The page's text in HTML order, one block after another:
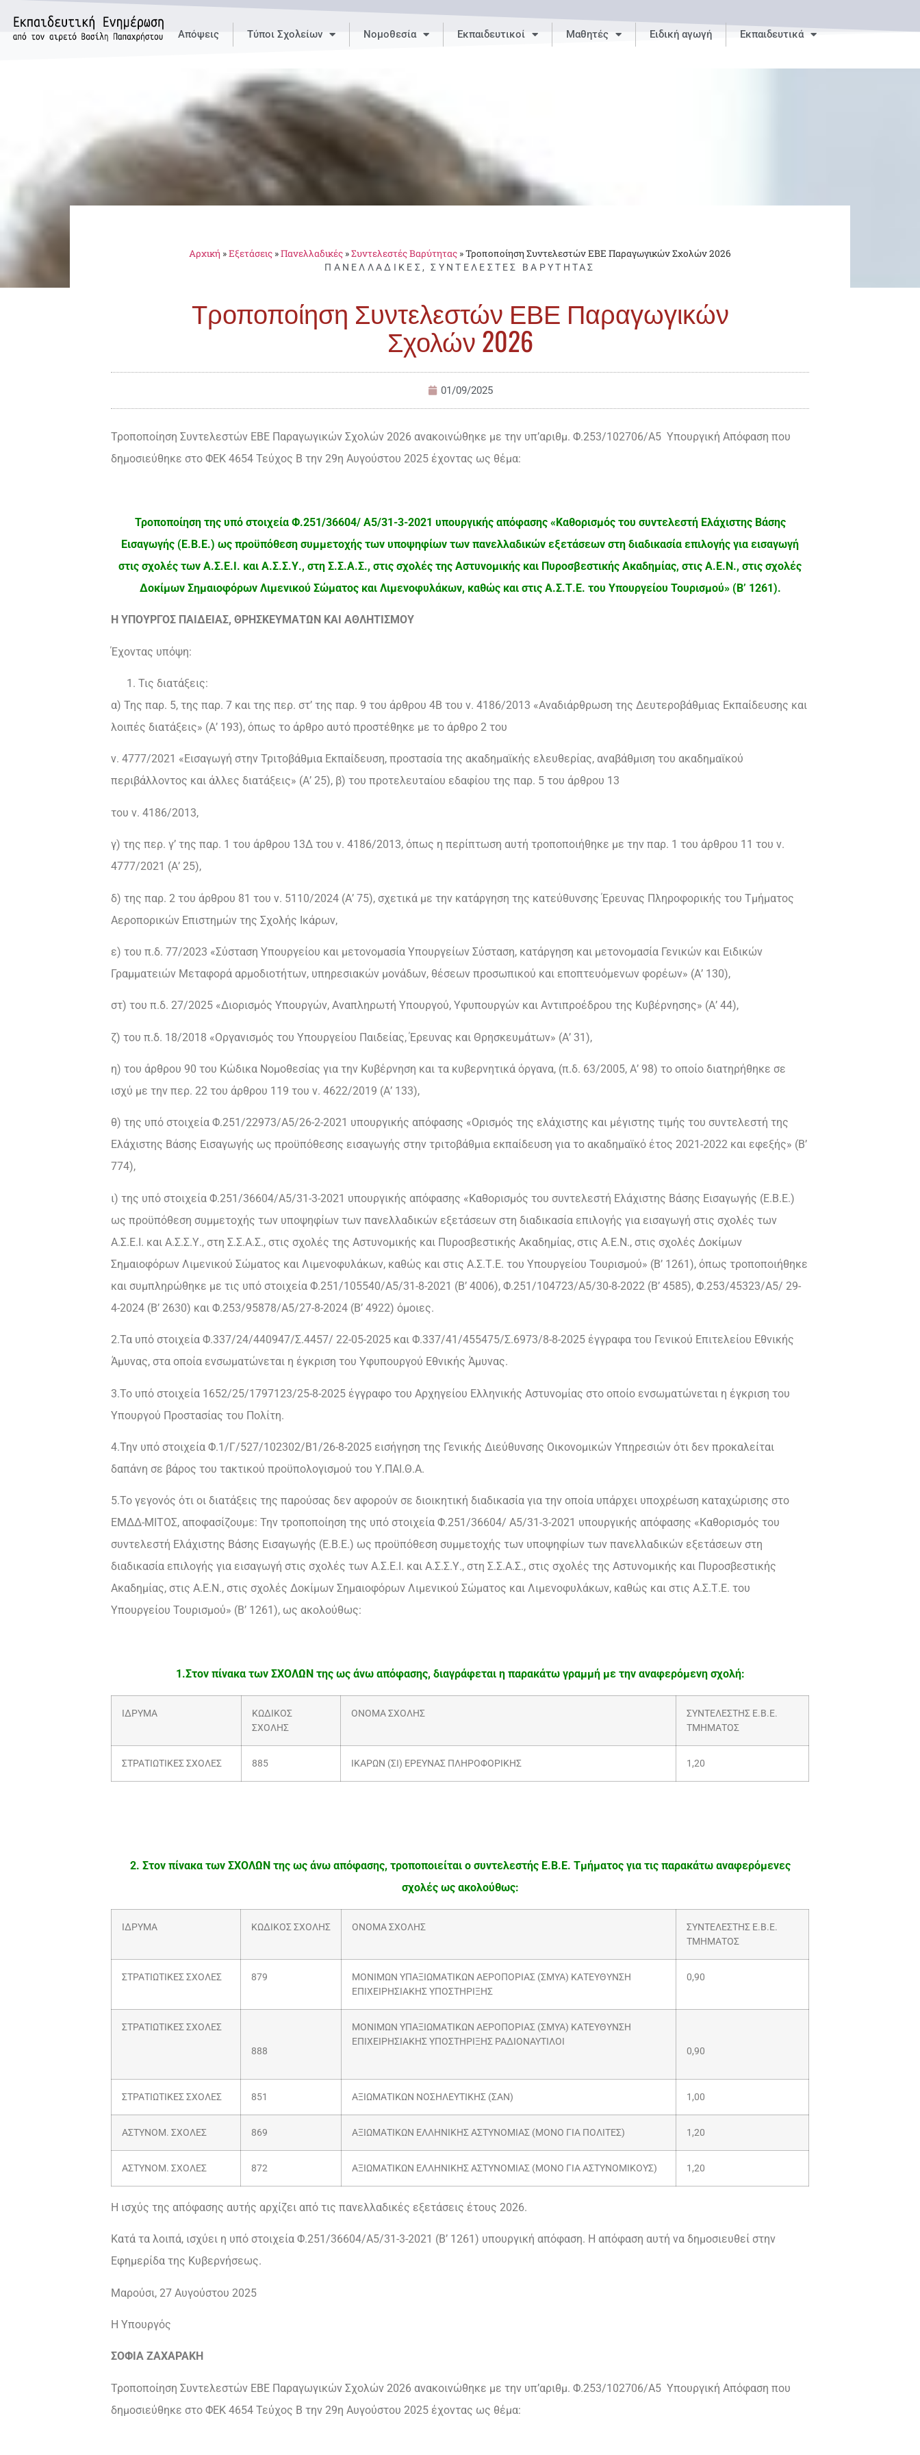
Απόψεις Τύποι Σχολείων Νομοθεσία Εκπαιδευτικοί Μαθητές Ειδική αγωγή Εκπαιδευτικά
Αρχική »Εξετάσεις »Πανελλαδικές »Συντελεστές Βαρύτητας »Τροποποίηση Συντελεστών ΕΒΕ Παραγωγικών Σχολών 2026
ΠΑΝΕΛΛΑΔΙΚΈΣ ,ΣΥΝΤΕΛΕΣΤΈΣ ΒΑΡΎΤΗΤΑΣ
Τροποποίηση Συντελεστών ΕΒΕ Παραγωγικών
Σχολών 2026
01/09/2025
Τροποποίηση Συντελεστών ΕΒΕ Παραγωγικών Σχολών 2026 ανακοινώθηκε με την υπ’αριθμ. Φ.253/102706/Α5 Υπουργική Απόφαση που
δημοσιεύθηκε στο ΦΕΚ 4654 Τεύχος Β την 29η Αυγούστου 2025 έχοντας ως θέμα:
Τροποποίηση της υπό στοιχεία Φ.251/36604/ Α5/31-3-2021 υπουργικής απόφασης «Καθορισμός του συντελεστή Ελάχιστης Βάσης
Εισαγωγής (Ε.Β.Ε.) ως προϋπόθεση συμμετοχής των υποψηφίων των πανελλαδικών εξετάσεων στη διαδικασία επιλογής για εισαγωγή
στις σχολές των Α.Σ.Ε.Ι. και Α.Σ.Σ.Υ., στη Σ.Σ.Α.Σ., στις σχολές της Αστυνομικής και Πυροσβεστικής Ακαδημίας, στις Α.Ε.Ν., στις σχολές
Δοκίμων Σημαιοφόρων Λιμενικού Σώματος και Λιμενοφυλάκων, καθώς και στις Α.Σ.Τ.Ε. του Υπουργείου Τουρισμού» (Β’ 1261).
Η ΥΠΟΥΡΓΟΣ ΠΑΙΔΕΙΑΣ, ΘΡΗΣΚΕΥΜΑΤΩΝ ΚΑΙ ΑΘΛΗΤΙΣΜΟΥ
Έχοντας υπόψη:
Τις διατάξεις:
α) Της παρ. 5, της παρ. 7 και της περ. στ’ της παρ. 9 του άρθρου 4Β του ν. 4186/2013 «Αναδιάρθρωση της Δευτεροβάθμιας Εκπαίδευσης και
λοιπές διατάξεις» (Α’ 193), όπως το άρθρο αυτό προστέθηκε με το άρθρο 2 του
ν. 4777/2021 «Εισαγωγή στην Τριτοβάθμια Εκπαίδευση, προστασία της ακαδημαϊκής ελευθερίας, αναβάθμιση του ακαδημαϊκού
περιβάλλοντος και άλλες διατάξεις» (Α’ 25), β) του προτελευταίου εδαφίου της παρ. 5 του άρθρου 13
του ν. 4186/2013,
γ) της περ. γ’ της παρ. 1 του άρθρου 13Δ του ν. 4186/2013, όπως η περίπτωση αυτή τροποποιήθηκε με την παρ. 1 του άρθρου 11 του ν.
4777/2021 (Α’ 25),
δ) της παρ. 2 του άρθρου 81 του ν. 5110/2024 (Α’ 75), σχετικά με την κατάργηση της κατεύθυνσης Έρευνας Πληροφορικής του Τμήματος
Αεροπορικών Επιστημών της Σχολής Ικάρων,
ε) του π.δ. 77/2023 «Σύσταση Υπουργείου και μετονομασία Υπουργείων Σύσταση, κατάργηση και μετονομασία Γενικών και Ειδικών
Γραμματειών Μεταφορά αρμοδιοτήτων, υπηρεσιακών μονάδων, θέσεων προσωπικού και εποπτευόμενων φορέων» (Α’ 130),
στ) του π.δ. 27/2025 «Διορισμός Υπουργών, Αναπληρωτή Υπουργού, Υφυπουργών και Αντιπροέδρου της Κυβέρνησης» (Α’ 44),
ζ) του π.δ. 18/2018 «Οργανισμός του Υπουργείου Παιδείας, Έρευνας και Θρησκευμάτων» (Α’ 31),
η) του άρθρου 90 του Κώδικα Νομοθεσίας για την Κυβέρνηση και τα κυβερνητικά όργανα, (π.δ. 63/2005, Α’ 98) το οποίο διατηρήθηκε σε
ισχύ με την περ. 22 του άρθρου 119 του ν. 4622/2019 (Α’ 133),
θ) της υπό στοιχεία Φ.251/22973/Α5/26-2-2021 υπουργικής απόφασης «Ορισμός της ελάχιστης και μέγιστης τιμής του συντελεστή της
Ελάχιστης Βάσης Εισαγωγής ως προϋπόθεσης εισαγωγής στην τριτοβάθμια εκπαίδευση για το ακαδημαϊκό έτος 2021-2022 και εφεξής» (Β’
774),
ι) της υπό στοιχεία Φ.251/36604/Α5/31-3-2021 υπουργικής απόφασης «Καθορισμός του συντελεστή Ελάχιστης Βάσης Εισαγωγής (Ε.Β.Ε.)
ως προϋπόθεση συμμετοχής των υποψηφίων των πανελλαδικών εξετάσεων στη διαδικασία επιλογής για εισαγωγή στις σχολές των
Α.Σ.Ε.Ι. και Α.Σ.Σ.Υ., στη Σ.Σ.Α.Σ., στις σχολές της Αστυνομικής και Πυροσβεστικής Ακαδημίας, στις Α.Ε.Ν., στις σχολές Δοκίμων
Σημαιοφόρων Λιμενικού Σώματος και Λιμενοφυλάκων, καθώς και στις Α.Σ.Τ.Ε. του Υπουργείου Τουρισμού» (Β’ 1261), όπως τροποποιήθηκε
και συμπληρώθηκε με τις υπό στοιχεία Φ.251/105540/Α5/31-8-2021 (Β’ 4006), Φ.251/104723/Α5/30-8-2022 (Β’ 4585), Φ.253/45323/Α5/ 29-
4-2024 (Β’ 2630) και Φ.253/95878/Α5/27-8-2024 (Β’ 4922) όμοιες.
2.Τα υπό στοιχεία Φ.337/24/440947/Σ.4457/ 22-05-2025 και Φ.337/41/455475/Σ.6973/8-8-2025 έγγραφα του Γενικού Επιτελείου Εθνικής
Άμυνας, στα οποία ενσωματώνεται η έγκριση του Υφυπουργού Εθνικής Άμυνας.
3.Το υπό στοιχεία 1652/25/1797123/25-8-2025 έγγραφο του Αρχηγείου Ελληνικής Αστυνομίας στο οποίο ενσωματώνεται η έγκριση του
Υπουργού Προστασίας του Πολίτη.
4.Την υπό στοιχεία Φ.1/Γ/527/102302/Β1/26-8-2025 εισήγηση της Γενικής Διεύθυνσης Οικονομικών Υπηρεσιών ότι δεν προκαλείται
δαπάνη σε βάρος του τακτικού προϋπολογισμού του Υ.ΠΑΙ.Θ.Α.
5.Το γεγονός ότι οι διατάξεις της παρούσας δεν αφορούν σε διοικητική διαδικασία για την οποία υπάρχει υποχρέωση καταχώρισης στο
ΕΜΔΔ-ΜΙΤΟΣ, αποφασίζουμε: Την τροποποίηση της υπό στοιχεία Φ.251/36604/ Α5/31-3-2021 υπουργικής απόφασης «Καθορισμός του
συντελεστή Ελάχιστης Βάσης Εισαγωγής (Ε.Β.Ε.) ως προϋπόθεση συμμετοχής των υποψηφίων των πανελλαδικών εξετάσεων στη
διαδικασία επιλογής για εισαγωγή στις σχολές των Α.Σ.Ε.Ι. και Α.Σ.Σ.Υ., στη Σ.Σ.Α.Σ., στις σχολές της Αστυνομικής και Πυροσβεστικής
Ακαδημίας, στις Α.Ε.Ν., στις σχολές Δοκίμων Σημαιοφόρων Λιμενικού Σώματος και Λιμενοφυλάκων, καθώς και στις Α.Σ.Τ.Ε. του
Υπουργείου Τουρισμού» (Β’ 1261), ως ακολούθως:
1.Στον πίνακα των ΣΧΟΛΩΝ της ως άνω απόφασης, διαγράφεται η παρακάτω γραμμή με την αναφερόμενη σχολή:
ΙΔΡΥΜΑ
ΚΩΔΙΚΟΣ
ΣΧΟΛΗΣ
ΟΝΟΜΑ ΣΧΟΛΗΣ
ΣΥΝΤΕΛΕΣΤΗΣ Ε.Β.Ε.
ΤΜΗΜΑΤΟΣ
ΣΤΡΑΤΙΩΤΙΚΕΣ ΣΧΟΛΕΣ 885 ΙΚΑΡΩΝ (ΣΙ) ΕΡΕΥΝΑΣ ΠΛΗΡΟΦΟΡΙΚΗΣ 1,20
2. Στον πίνακα των ΣΧΟΛΩΝ της ως άνω απόφασης, τροποποιείται ο συντελεστής Ε.Β.Ε. Τμήματος για τις παρακάτω αναφερόμενες
σχολές ως ακολούθως:
ΙΔΡΥΜΑ ΚΩΔΙΚΟΣ ΣΧΟΛΗΣ ΟΝΟΜΑ ΣΧΟΛΗΣ
ΣΥΝΤΕΛΕΣΤΗΣ Ε.Β.Ε.
ΤΜΗΜΑΤΟΣ
ΣΤΡΑΤΙΩΤΙΚΕΣ ΣΧΟΛΕΣ 879
ΜΟΝΙΜΩΝ ΥΠΑΞΙΩΜΑΤΙΚΩΝ ΑΕΡΟΠΟΡΙΑΣ (ΣΜΥΑ) ΚΑΤΕΥΘΥΝΣΗ
ΕΠΙΧΕΙΡΗΣΙΑΚΗΣ ΥΠΟΣΤΗΡΙΞΗΣ
0,90
ΣΤΡΑΤΙΩΤΙΚΕΣ ΣΧΟΛΕΣ
888
ΜΟΝΙΜΩΝ ΥΠΑΞΙΩΜΑΤΙΚΩΝ ΑΕΡΟΠΟΡΙΑΣ (ΣΜΥΑ) ΚΑΤΕΥΘΥΝΣΗ
ΕΠΙΧΕΙΡΗΣΙΑΚΗΣ ΥΠΟΣΤΗΡΙΞΗΣ ΡΑΔΙΟΝΑΥΤΙΛΟΙ
0,90
ΣΤΡΑΤΙΩΤΙΚΕΣ ΣΧΟΛΕΣ 851 ΑΞΙΩΜΑΤΙΚΩΝ ΝΟΣΗΛΕΥΤΙΚΗΣ (ΣΑΝ) 1,00
ΑΣΤΥΝΟΜ. ΣΧΟΛΕΣ 869 ΑΞΙΩΜΑΤΙΚΩΝ ΕΛΛΗΝΙΚΗΣ ΑΣΤΥΝΟΜΙΑΣ (ΜΟΝΟ ΓΙΑ ΠΟΛΙΤΕΣ) 1,20
ΑΣΤΥΝΟΜ. ΣΧΟΛΕΣ 872 ΑΞΙΩΜΑΤΙΚΩΝ ΕΛΛΗΝΙΚΗΣ ΑΣΤΥΝΟΜΙΑΣ (ΜΟΝΟ ΓΙΑ ΑΣΤΥΝΟΜΙΚΟΥΣ) 1,20
Η ισχύς της απόφασης αυτής αρχίζει από τις πανελλαδικές εξετάσεις έτους 2026.
Κατά τα λοιπά, ισχύει η υπό στοιχεία Φ.251/36604/Α5/31-3-2021 (Β’ 1261) υπουργική απόφαση. Η απόφαση αυτή να δημοσιευθεί στην
Εφημερίδα της Κυβερνήσεως.
Μαρούσι, 27 Αυγούστου 2025
Η Υπουργός
ΣΟΦΙΑ ΖΑΧΑΡΑΚΗ
Τροποποίηση Συντελεστών ΕΒΕ Παραγωγικών Σχολών 2026 ανακοινώθηκε με την υπ’αριθμ. Φ.253/102706/Α5 Υπουργική Απόφαση που
δημοσιεύθηκε στο ΦΕΚ 4654 Τεύχος Β την 29η Αυγούστου 2025 έχοντας ως θέμα: